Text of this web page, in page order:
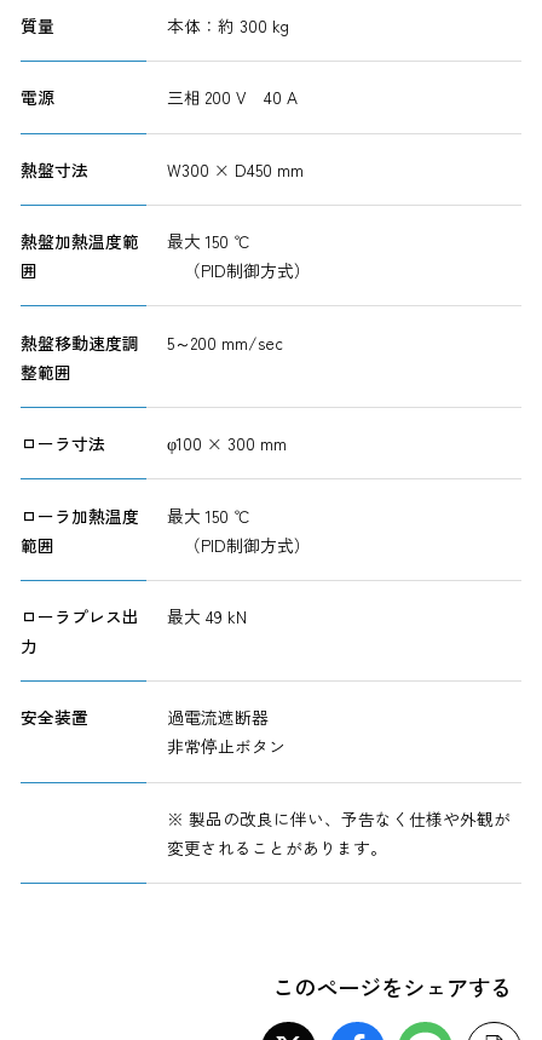
質量 本体：約 300 kg
電源 三相 200 V 40 A
熱盤寸法 W300 × D450 mm
熱盤加熱温度範
囲
最大 150 ℃
（PID制御方式）
熱盤移動速度調
整範囲
5～200 mm/sec
ローラ寸法 φ100 × 300 mm
ローラ加熱温度
範囲
最大 150 ℃
（PID制御方式）
ローラプレス出
力
最大 49 kN
安全装置
過電流遮断器
非常停止ボタン
※ 製品の改良に伴い、予告なく仕様や外観が
変更されることがあります。
このページをシェアする